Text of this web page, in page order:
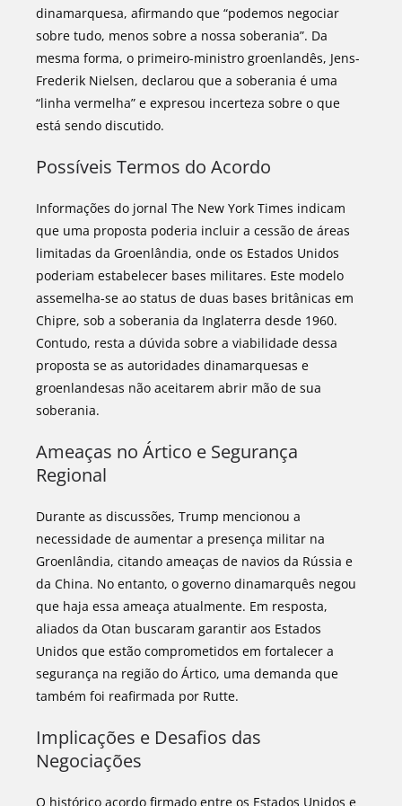
dinamarquesa, afirmando que “podemos negociar
sobre tudo, menos sobre a nossa soberania”. Da
mesma forma, o primeiro-ministro groenlandês, Jens-
Frederik Nielsen, declarou que a soberania é uma
“linha vermelha” e expresou incerteza sobre o que
está sendo discutido.
Possíveis Termos do Acordo
Informações do jornal The New York Times indicam
que uma proposta poderia incluir a cessão de áreas
limitadas da Groenlândia, onde os Estados Unidos
poderiam estabelecer bases militares. Este modelo
assemelha-se ao status de duas bases britânicas em
Chipre, sob a soberania da Inglaterra desde 1960.
Contudo, resta a dúvida sobre a viabilidade dessa
proposta se as autoridades dinamarquesas e
groenlandesas não aceitarem abrir mão de sua
soberania.
Ameaças no Ártico e Segurança
Regional
Durante as discussões, Trump mencionou a
necessidade de aumentar a presença militar na
Groenlândia, citando ameaças de navios da Rússia e
da China. No entanto, o governo dinamarquês negou
que haja essa ameaça atualmente. Em resposta,
aliados da Otan buscaram garantir aos Estados
Unidos que estão comprometidos em fortalecer a
segurança na região do Ártico, uma demanda que
também foi reafirmada por Rutte.
Implicações e Desafios das
Negociações
O histórico acordo firmado entre os Estados Unidos e